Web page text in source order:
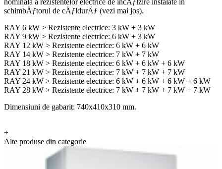
schimbÄƒtorul de cÄƒldurÄƒ (vezi mai jos).
RAY 6 kW > Rezistente electrice: 3 kW + 3 kW
RAY 9 kW > Rezistente electrice: 6 kW + 3 kW
RAY 12 kW > Rezistente electrice: 6 kW + 6 kW
RAY 14 kW > Rezistente electrice: 7 kW + 7 kW
RAY 18 kW > Rezistente electrice: 6 kW + 6 kW + 6 kW
RAY 21 kW > Rezistente electrice: 7 kW + 7 kW + 7 kW
RAY 24 kW > Rezistente electrice: 6 kW + 6 kW + 6 kW + 6 kW
RAY 28 kW > Rezistente electrice: 7 kW + 7 kW + 7 kW + 7 kW
Dimensiuni de gabarit: 740x410x310 mm.
+
Alte produse din categorie